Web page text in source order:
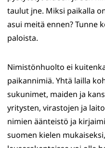
taulut jne. Miksi paikalla
asui meitä ennen? Tunne
paloista.
Nimistönhuolto ei
paikannimiä. Yhtä lailla
sukunimet, maiden ja
yritysten, virastojen ja
nimien äänteistö ja
suomen kielen